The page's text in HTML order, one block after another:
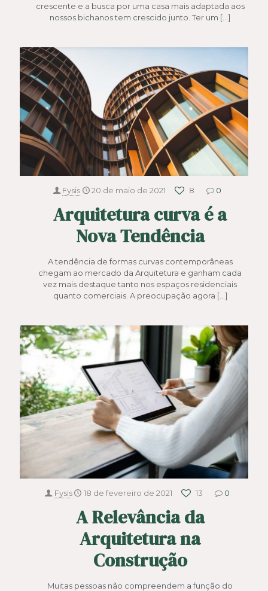
crescente e a busca por uma casa mais adaptada aos
nossos bichanos tem crescido junto. Ter um […]
Fysis 20 de maio de 2021 8 0
Arquitetura curva é a
Nova Tendência
A tendência de formas curvas contemporâneas
chegam ao mercado da Arquitetura e ganham cada
vez mais destaque tanto nos espaços residenciais
quanto comerciais. A preocupação agora […]
Fysis 18 de fevereiro de 2021 13 0
A Relevância da
Arquitetura na
Construção
Muitas pessoas não compreendem a função do